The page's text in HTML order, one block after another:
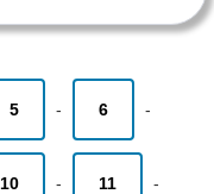
5 - 6 -
10 - 11 -